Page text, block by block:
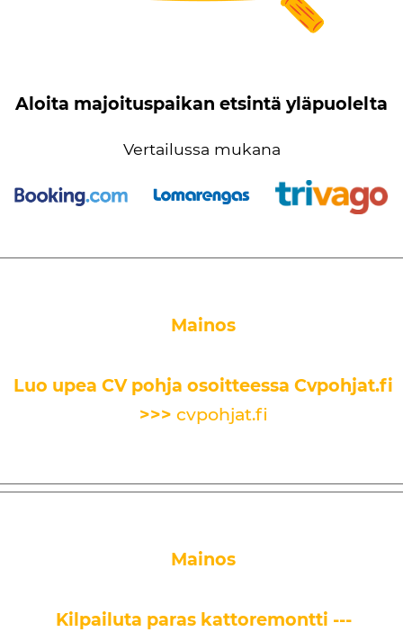
Aloita majoituspaikan etsintä yläpuolelta
Vertailussa mukana
Mainos
Luo upea CV pohja osoitteessa Cvpohjat.fi
>>> cvpohjat.fi
Mainos
Kilpailuta paras kattoremontti ---